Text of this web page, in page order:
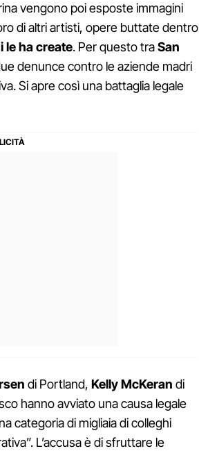
vengono poi esposte immagini
di altri artisti, opere buttate dentro
le ha create. Per questo traSan
denunce contro le aziende madri
Si apre così una battaglia legale
di Portland, Kelly McKeran di
hanno avviato una causa legale
categoria di migliaia di colleghi
L’accusa è di sfruttare le